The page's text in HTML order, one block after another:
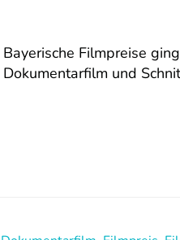
Bayerische Filmpreise
Dokumentarfilm und